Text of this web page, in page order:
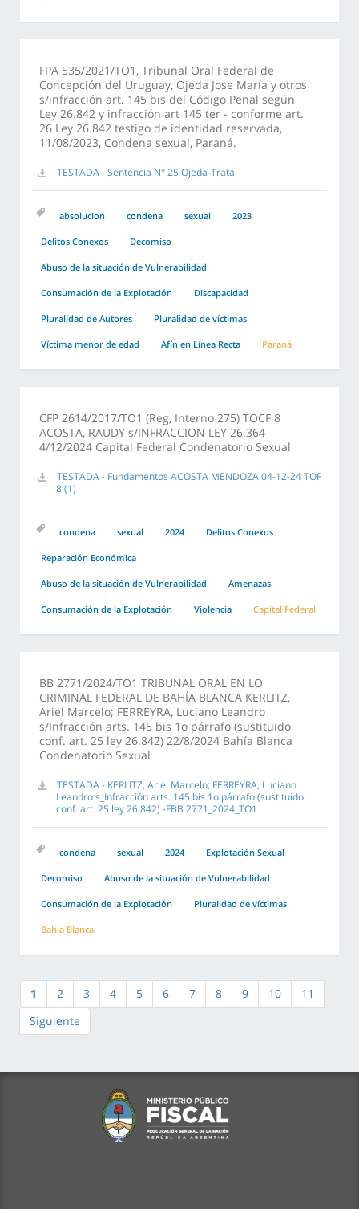
FPA 535/2021/TO1, Tribunal Oral Federal de
Concepción del Uruguay, Ojeda Jose María y otros
s/infracción art. 145 bis del Código Penal según
Ley 26.842 y infracción art 145 ter - conforme art.
26 Ley 26.842 testigo de identidad reservada,
11/08/2023, Condena sexual, Paraná.
TESTADA - Sentencia N° 25 Ojeda-Trata
absolucion condena sexual 2023
Delitos Conexos Decomiso
Abuso de la situación de Vulnerabilidad
Consumación de la Explotación Discapacidad
Pluralidad de Autores Pluralidad de víctimas
Víctima menor de edad Afín en Línea Recta Paraná
CFP 2614/2017/TO1 (Reg, Interno 275) TOCF 8
ACOSTA, RAUDY s/INFRACCION LEY 26.364
4/12/2024 Capital Federal Condenatorio Sexual
TESTADA - Fundamentos ACOSTA MENDOZA 04-12-24 TOF
8 (1)
condena sexual 2024 Delitos Conexos
Reparación Económica
Abuso de la situación de Vulnerabilidad Amenazas
Consumación de la Explotación Violencia Capital Federal
BB 2771/2024/TO1 TRIBUNAL ORAL EN LO
CRIMINAL FEDERAL DE BAHÍA BLANCA KERLITZ,
Ariel Marcelo; FERREYRA, Luciano Leandro
s/Infracción arts. 145 bis 1o párrafo (sustituido
conf. art. 25 ley 26.842) 22/8/2024 Bahía Blanca
Condenatorio Sexual
TESTADA - KERLITZ, Ariel Marcelo; FERREYRA, Luciano
Leandro s_Infracción arts. 145 bis 1o párrafo (sustituido
conf. art. 25 ley 26.842) -FBB 2771_2024_TO1
condena sexual 2024 Explotación Sexual
Decomiso Abuso de la situación de Vulnerabilidad
Consumación de la Explotación Pluralidad de víctimas
Bahía Blanca
1 2 3 4 5 6 7 8 9 10
11
Siguiente